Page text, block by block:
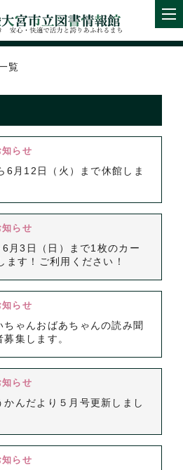
覧
知らせ
6月12日（火）まで休館しま
知らせ
月3日（日）まで1枚のカー
ます！ご利用ください！
知らせ
ゃんおばあちゃんの読み聞
集します。
知らせ
かんだより５月号更新しまし
知らせ